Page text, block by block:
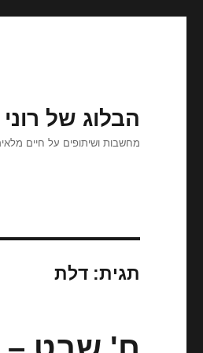
הבלוג של רוני
מחשבות ושיתופים על חיים
תגית:דלת